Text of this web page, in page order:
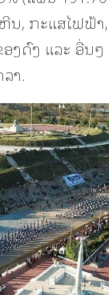
, ກະແສໄຟຟ້າ
ງດົງ ແລະ ອື່ນ
າ.